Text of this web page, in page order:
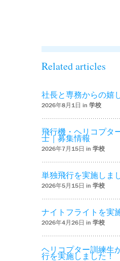
Related articles
社長と専務からの嬉
2026年8月1日 in 学校
飛行機・ヘリコプ
士｜募集情報
2026年7月15日 in 学校
単独飛行を実施しま
2026年5月15日 in 学校
ナイトフライトを実
2026年4月26日 in 学校
ヘリコプター訓練生
行を実施しました！